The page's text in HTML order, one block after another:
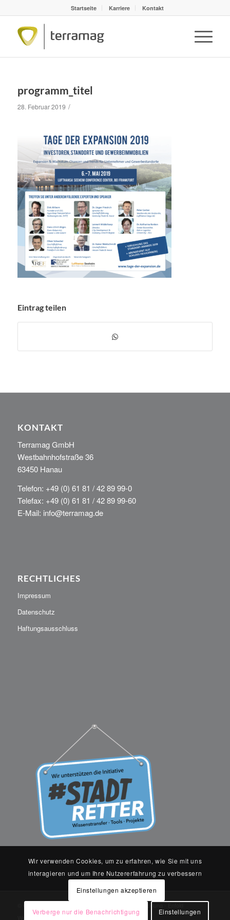
Startseite Karriere Kontakt
programm_titel
28. Februar 2019 /
Eintrag teilen
KONTAKT
Terramag GmbH
Westbahnhofstraße 36
63450 Hanau
Telefon: +49 (0) 61 81 / 42 89 99-0
Telefax: +49 (0) 61 81 / 42 89 99-60
E-Mail: info@terramag.de
RECHTLICHES
Impressum
Datenschutz
Haftungsausschluss
© Copyright Terramag - Ganzheitliche Baulandentwicklung -
WordPress Theme by Kriesi
Wir verwenden Cookies, um zu erfahren, wie Sie mit uns
interagieren und um Ihre Nutzererfahrung zu verbessern
Einstellungen akzeptieren
Verberge nur die Benachrichtigung Einstellungen